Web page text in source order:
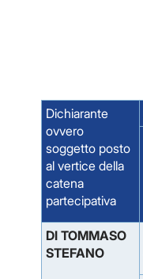
Dichiarante
ovvero
soggetto posto
al vertice della
catena
partecipativa
DI TOMMASO
STEFANO